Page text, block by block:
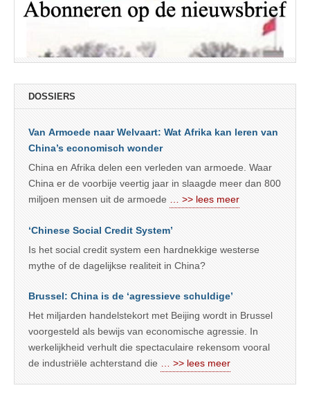
DOSSIERS
Van Armoede naar Welvaart: Wat Afrika kan leren van
China’s economisch wonder
China en Afrika delen een verleden van armoede. Waar
China er de voorbije veertig jaar in slaagde meer dan 800
miljoen mensen uit de armoede
… >> lees meer
‘Chinese Social Credit System’
Is het social credit system een hardnekkige westerse
mythe of de dagelijkse realiteit in China?
Brussel: China is de ‘agressieve schuldige’
Het miljarden handelstekort met Beijing wordt in Brussel
voorgesteld als bewijs van economische agressie. In
werkelijkheid verhult die spectaculaire rekensom vooral
de industriële achterstand die
… >> lees meer